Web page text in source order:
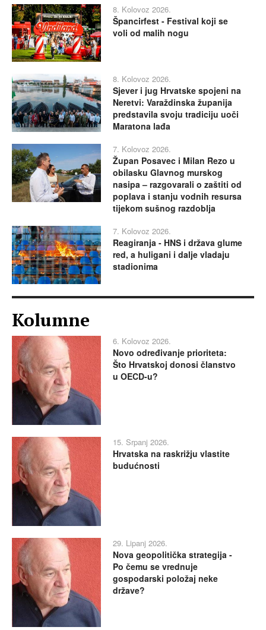
8. Kolovoz 2026.
Špancirfest - Festival koji se
voli od malih nogu
8. Kolovoz 2026.
Sjever i jug Hrvatske spojeni na
Neretvi: Varaždinska županija
predstavila svoju tradiciju uoči
Maratona lađa
7. Kolovoz 2026.
Župan Posavec i Milan Rezo u
obilasku Glavnog murskog
nasipa – razgovarali o zaštiti od
poplava i stanju vodnih resursa
tijekom sušnog razdoblja
7. Kolovoz 2026.
Reagiranja - HNS i država glume
red, a huligani i dalje vladaju
stadionima
Kolumne
6. Kolovoz 2026.
Novo određivanje prioriteta:
Što Hrvatskoj donosi članstvo
u OECD-u?
15. Srpanj 2026.
Hrvatska na raskrižju vlastite
budućnosti
29. Lipanj 2026.
Nova geopolitička strategija -
Po čemu se vrednuje
gospodarski položaj neke
države?